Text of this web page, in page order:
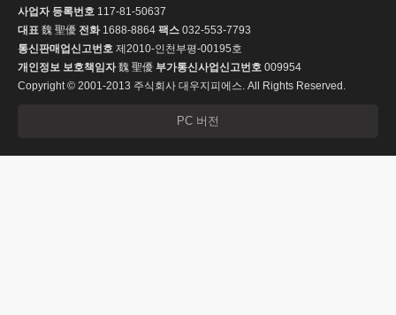
사업자 등록번호 117-81-50637
대표 魏 聖優 전화1688-8864 팩스 032-553-7793
통신판매업신고번호 제2010-인천부평-00195호
개인정보 보호책임자魏 聖優 부가통신사업신고번호 009954
Copyright © 2001-2013 주식회사 대우지피에스. All Rights Reserved.
PC 버전